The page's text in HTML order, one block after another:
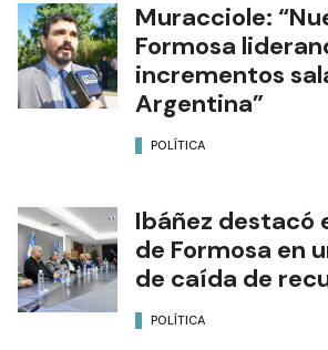
Muracciole:
Formosa
incrementos
Argentina”
POLÍTICA
Ibáñez destacó
de Formosa en
de caída de
POLÍTICA